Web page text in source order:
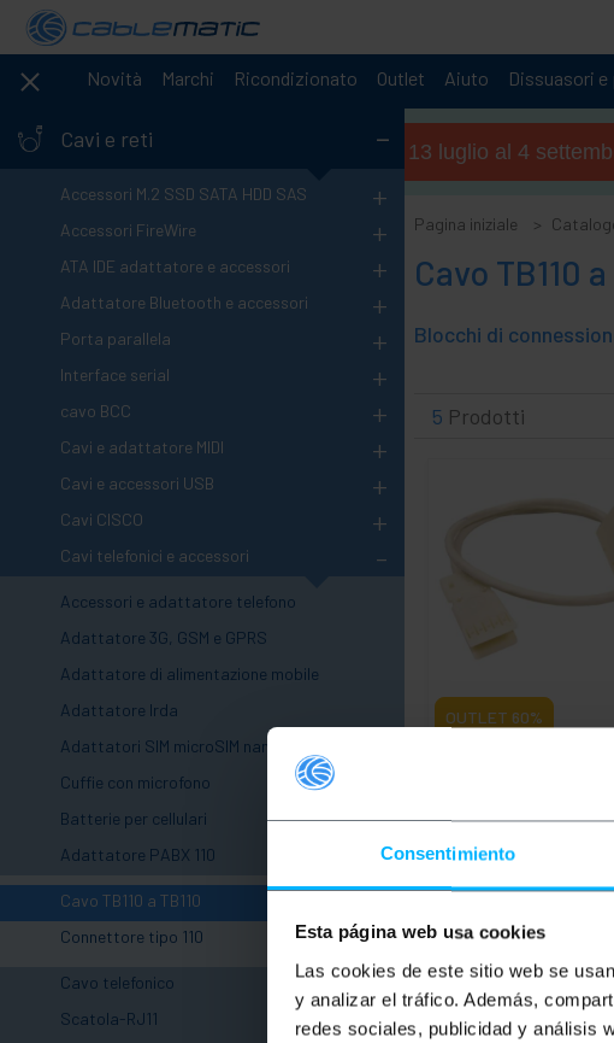
Consentimiento
Esta página web usa cookies
Las cookies de este sitio web se
y analizar el tráfico. Además,
redes sociales, publicidad y análisis
Novità Marchi Ricondizionato Outlet Aiuto Dissuasori
Cavi e reti -
Accessori M.2 SSD SATA HDD SAS +
Accessori FireWire +
ATA IDE adattatore e accessori +
Adattatore Bluetooth e accessori +
Porta parallela +
Interface serial +
cavo BCC +
Cavi e adattatore MIDI +
Cavi e accessori USB +
Cavi CISCO +
Cavi telefonici e accessori -
Accessori e adattatore telefono
Adattatore 3G, GSM e GPRS
Adattatore di alimentazione mobile
Adattatore Irda
Adattatori SIM microSIM nanoSIM
Cuffie con microfono
Batterie per cellulari +
Adattatore PABX 110 -
Cavo TB110 a TB110
Connettore tipo 110
Cavo telefonico +
Scatola-RJ11
Orario estivo (dal 13 luglio al 4
Pagina iniziale
Cavo TB110 a
5 Prodotti
OUTLET 60%
PVP
0,58€ 0,49
Quantità